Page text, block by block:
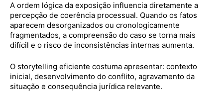
A ordem lógica da exposição influencia diretamente a
percepção de coerência processual. Quando os fatos
aparecem desorganizados ou cronologicamente
fragmentados, a compreensão do caso se torna mais
difícil e o risco de inconsistências internas aumenta.
O storytelling eficiente costuma apresentar: contexto
inicial, desenvolvimento do conflito, agravamento da
situação e consequência jurídica relevante.